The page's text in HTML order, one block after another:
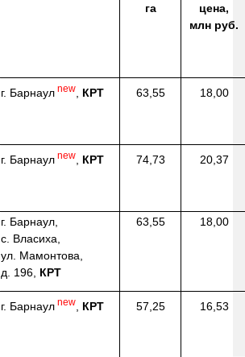
га
цена,
млн руб.
г. Барнаул new КРТ 63,55 18,00
г. Барнаул new КРТ 74,73 20,37
г. Барнаул,
с. Власиха,
ул. Мамонтова,
д. 196, КРТ
63,55 18,00
г. Барнаул new КРТ 57,25 16,53